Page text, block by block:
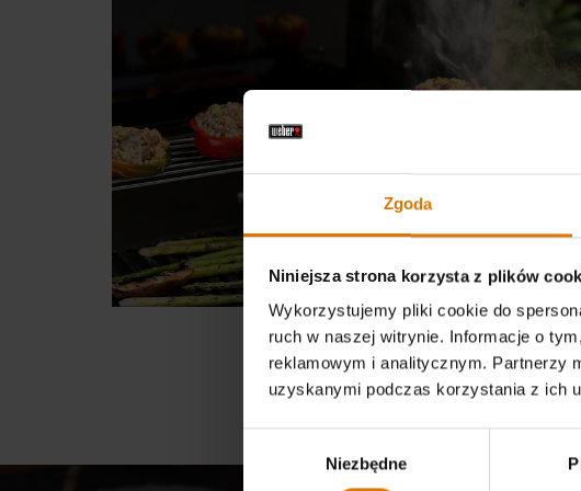
Zgoda
Niniejsza strona korzysta z plików
Wykorzystujemy pliki cookie do
ruch w naszej witrynie. Informacje o
reklamowym i analitycznym. Partnerzy
uzyskanymi podczas korzystania z ich
zgody
Niezbędne
Załaduj 3 więcej